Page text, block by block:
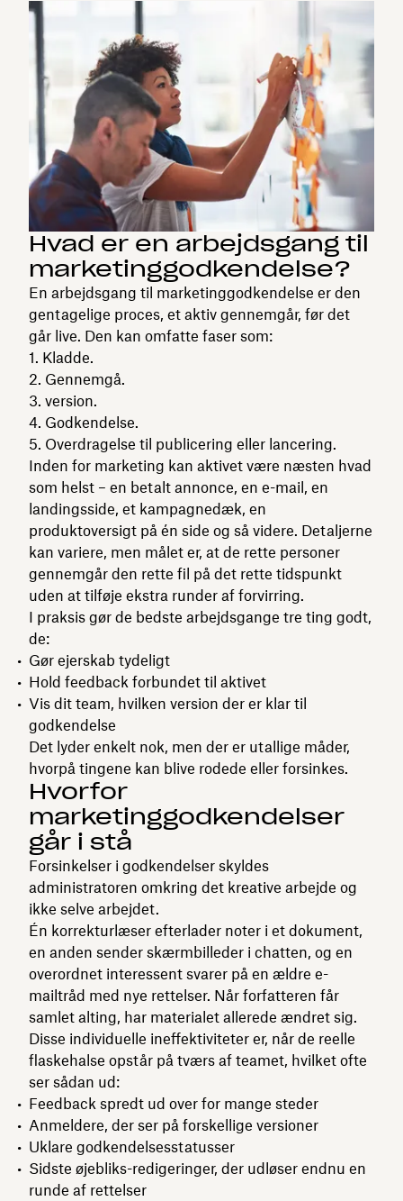
Hvad er en arbejdsgang til
marketinggodkendelse?
En arbejdsgang til marketinggodkendelse er den
gentagelige proces, et aktiv gennemgår, før det
går live. Den kan omfatte faser som:
Kladde.
Gennemgå.
version.
Godkendelse.
Overdragelse til publicering eller lancering.
Inden for marketing kan aktivet være næsten hvad
som helst – en betalt annonce, en e-mail, en
landingsside, et kampagnedæk, en
produktoversigt på én side og så videre. Detaljerne
kan variere, men målet er, at de rette personer
gennemgår den rette fil på det rette tidspunkt
uden at tilføje ekstra runder af forvirring.
I praksis gør de bedste arbejdsgange tre ting godt,
de:
Gør ejerskab tydeligt
Hold feedback forbundet til aktivet
Vis dit team, hvilken version der er klar til
godkendelse
Det lyder enkelt nok, men der er utallige måder,
hvorpå tingene kan blive rodede eller forsinkes.
Hvorfor
marketinggodkendelser
går i stå
Forsinkelser i godkendelser skyldes
administratoren omkring det kreative arbejde og
ikke selve arbejdet.
Én korrekturlæser efterlader noter i et dokument,
en anden sender skærmbilleder i chatten, og en
overordnet interessent svarer på en ældre e-
mailtråd med nye rettelser. Når forfatteren får
samlet alting, har materialet allerede ændret sig.
Disse individuelle ineffektiviteter er, når de reelle
flaskehalse opstår på tværs af teamet, hvilket ofte
ser sådan ud:
Feedback spredt ud over for mange steder
Anmeldere, der ser på forskellige versioner
Uklare godkendelsesstatusser
Sidste øjebliks-redigeringer, der udløser endnu en
runde af rettelser